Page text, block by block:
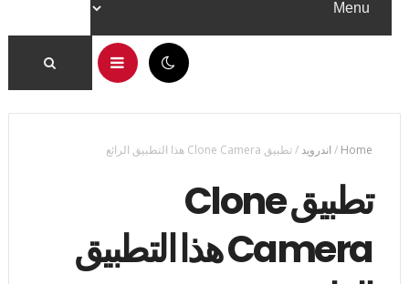
Home
/ اندرويد/تطبيق Clone Camera هذا التطبيق الرائع
تطبيق Clone
Camera هذا التطبيق